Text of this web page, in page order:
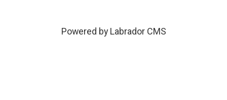
Powered by Labrador CMS